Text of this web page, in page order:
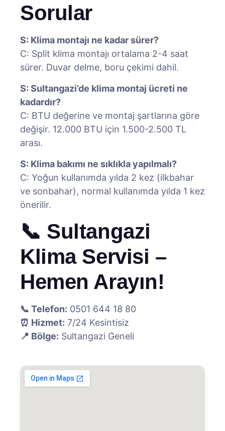
Sorular
S: Klima montajı ne kadar sürer?
C: Split klima montajı ortalama 2-4 saat
sürer. Duvar delme, boru çekimi dahil.
S: Sultangazi’de klima montaj ücreti ne
kadardır?
C: BTU değerine ve montaj şartlarına göre
değişir. 12.000 BTU için 1.500-2.500 TL
arası.
S: Klima bakımı ne sıklıkla yapılmalı?
C: Yoğun kullanımda yılda 2 kez (ilkbahar
ve sonbahar), normal kullanımda yılda 1 kez
önerilir.
📞 Sultangazi
Klima Servisi –
Hemen Arayın!
📞 Telefon: 0501 644 18 80
⏰ Hizmet: 7/24 Kesintisiz
📍 Bölge: Sultangazi Geneli